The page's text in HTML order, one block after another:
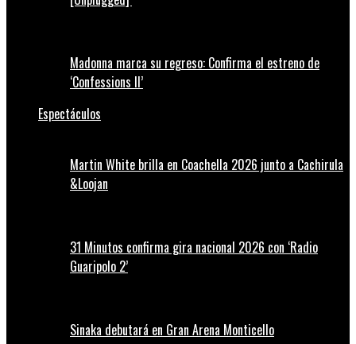
Madonna marca su regreso: Confirma el estreno de
‘Confessions II’
Espectáculos
Martin White brilla en Coachella 2026 junto a Cachirula
&Loojan
31 Minutos confirma gira nacional 2026 con ‘Radio
Guaripolo 2’
Sinaka debutará en Gran Arena Monticello